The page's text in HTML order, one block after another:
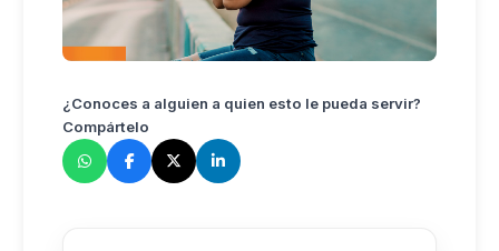
¿Conoces a alguien a quien esto le pueda servir?
Compártelo